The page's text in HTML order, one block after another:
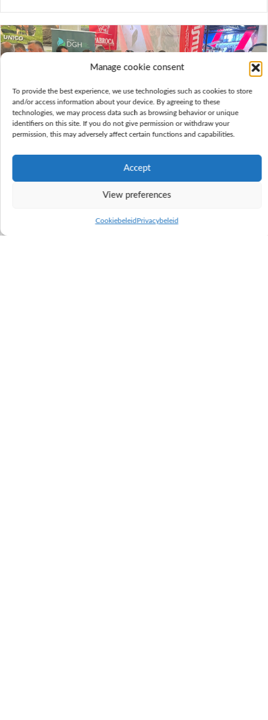
Manage cookie consent
To provide the best experience, we use technologies such as cookies to store
and/or access information about your device. By agreeing to these
technologies, we may process data such as browsing behavior or unique
identifiers on this site. If you do not give permission or withdraw your
permission, this may adversely affect certain functions and capabilities.
Accept
View preferences
CookiebeleidPrivacybeleid